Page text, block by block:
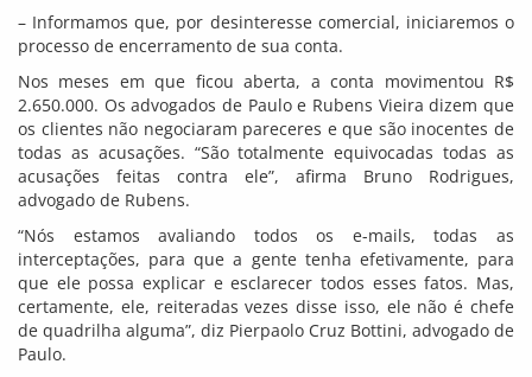
– Informamos que, por desinteresse comercial, iniciaremos o
processo de encerramento de sua conta.
Nos meses em que ficou aberta, a conta movimentou R$
2.650.000. Os advogados de Paulo e Rubens Vieira dizem que
os clientes não negociaram pareceres e que são inocentes de
todas as acusações. “São totalmente equivocadas todas as
acusações feitas contra ele”, afirma Bruno Rodrigues,
advogado de Rubens.
“Nós estamos avaliando todos os e-mails, todas as
interceptações, para que a gente tenha efetivamente, para
que ele possa explicar e esclarecer todos esses fatos. Mas,
certamente, ele, reiteradas vezes disse isso, ele não é chefe
de quadrilha alguma”, diz Pierpaolo Cruz Bottini, advogado de
Paulo.